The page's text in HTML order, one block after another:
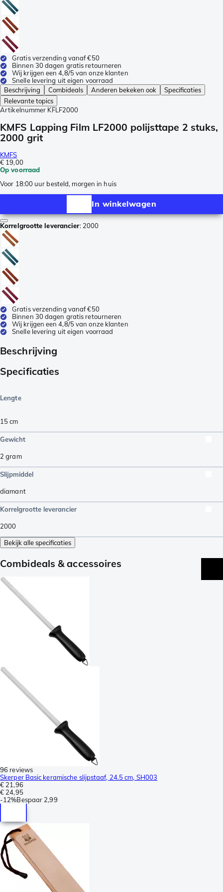
Gratis verzending vanaf €50
Binnen 30 dagen gratis retourneren
Wij krijgen een 4,8/5 van onze klanten
Snelle levering uit eigen voorraad
Beschrijving
Combideals Anderen bekeken ook
Specificaties
Relevante topics
Artikelnummer KFLF2000
KMFS Lapping Film LF2000 polijsttape 2 stuks,
2000 grit
KMFS
€ 19,00
Op voorraad
Voor 18:00 uur besteld, morgen in huis
In winkelwagen
Korrelgrootte leverancier: 2000
Gratis verzending vanaf €50
Binnen 30 dagen gratis retourneren
Wij krijgen een 4,8/5 van onze klanten
Snelle levering uit eigen voorraad
Beschrijving
Specificaties
Lengte
15cm
Gewicht
2 gram
Slijpmiddel
diamant
Korrelgrootte leverancier
2000
Bekijk alle specificaties
Combideals & accessoires
96 reviews
Skerper Basic keramische slijpstaaf, 24.5 cm, SH003
€ 21,96
€ 24,95
-12%Bespaar 2,99